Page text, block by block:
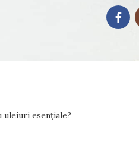
esențiale?